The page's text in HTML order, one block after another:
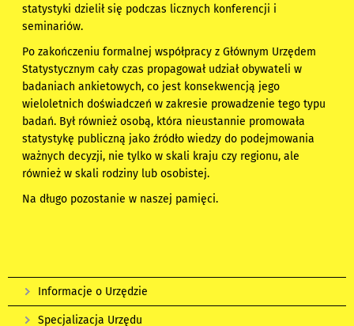
statystyki dzielił się podczas licznych konferencji i
seminariów.
Po zakończeniu formalnej współpracy z Głównym Urzędem
Statystycznym cały czas propagował udział obywateli w
badaniach ankietowych, co jest konsekwencją jego
wieloletnich doświadczeń w zakresie prowadzenie tego typu
badań. Był również osobą, która nieustannie promowała
statystykę publiczną jako źródło wiedzy do podejmowania
ważnych decyzji, nie tylko w skali kraju czy regionu, ale
również w skali rodziny lub osobistej.
Na długo pozostanie w naszej pamięci.
Informacje o Urzędzie
Specjalizacja Urzędu